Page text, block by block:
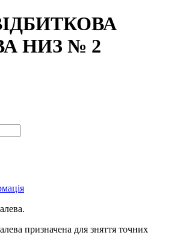
НИЗ № 2
призначена для зняття точних